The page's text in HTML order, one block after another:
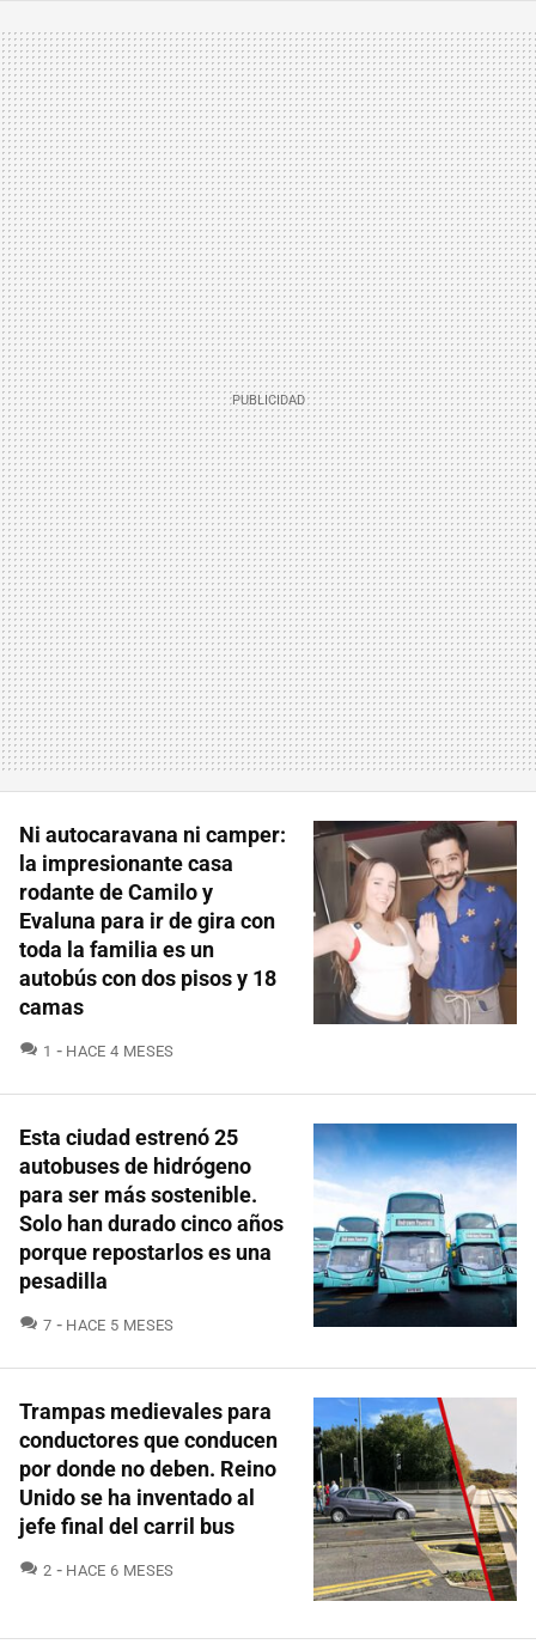
Ni autocaravana ni camper:
la impresionante casa
rodante de Camilo y
Evaluna para ir de gira con
toda la familia es un
autobús con dos pisos y 18
camas
1 COMENTARIOS
HACE 4 MESES
Esta ciudad estrenó 25
autobuses de hidrógeno
para ser más sostenible.
Solo han durado cinco años
porque repostarlos es una
pesadilla
7 COMENTARIOS
HACE 5 MESES
Trampas medievales para
conductores que conducen
por donde no deben. Reino
Unido se ha inventado al
jefe final del carril bus
2 COMENTARIOS
HACE 6 MESES